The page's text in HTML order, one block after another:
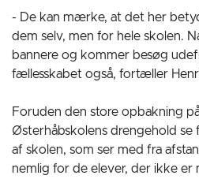
- De kan mærke, at det her
dem selv, men for hele skolen.
bannere og kommer besøg
fællesskabet også, fortæller
Foruden den store opbakning
Østerhåbskolens drengehold se
af skolen, som ser med fra
nemlig for de elever, der ikke er